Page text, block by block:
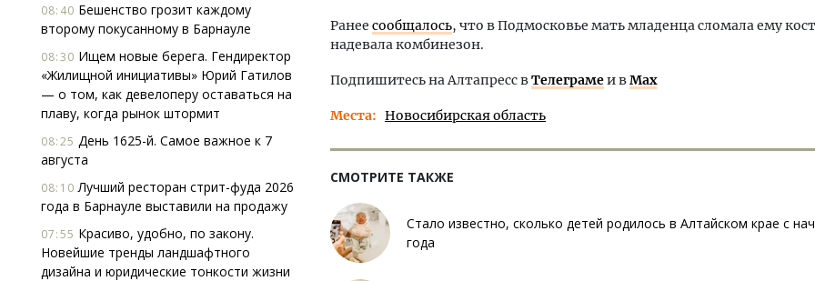
08:40 Бешенство грозит каждому
второму покусанному в Барнауле
08:30 Ищем новые берега. Гендиректор
«Жилищной инициативы» Юрий Гатилов
— о том, как девелоперу оставаться на
плаву, когда рынок штормит
08:25 День 1625-й. Самое важное к 7
августа
08:10 Лучший ресторан стрит-фуда 2026
года в Барнауле выставили на продажу
07:55 Красиво, удобно, по закону.
Новейшие тренды ландшафтного
дизайна и юридические тонкости жизни
Ранее сообщалось, что в Подмосковье мать младенца сломала ему
надевала комбинезон.
Подпишитесь на Алтапресс вТелеграмеи вMax
Места Новосибирская область
СМОТРИТЕ ТАКЖЕ
Стало известно, сколько детей родилось в Алтайском крае с
года